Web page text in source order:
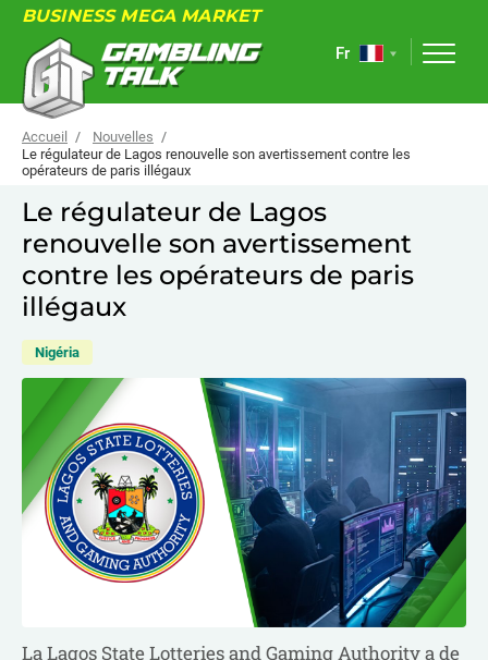
BUSINESS MEGA MARKET
À PROPOS
FORUM
ARTICLES
LIENS UTILES
ÉVÉNEMENTS
Fr
Accueil
Nouvelles
Le régulateur de Lagos renouvelle son avertissement contre les
opérateurs de paris illégaux
Le régulateur de Lagos
renouvelle son avertissement
contre les opérateurs de paris
illégaux
Nigéria
La Lagos State Lotteries and Gaming Authority a de